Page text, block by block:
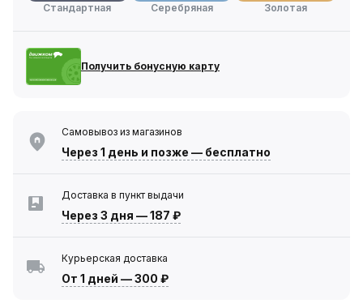
Стандартная
Серебряная
Золотая
Получить бонусную карту
Самовывоз из магазинов
Через 1 день и позже — бесплатно
Доставка в пункт выдачи
Через 3 дня —187 ₽
Курьерская доставка
От 1 дней —300 ₽